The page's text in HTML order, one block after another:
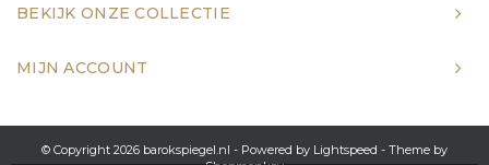
BEKIJK ONZE COLLECTIE
MIJN ACCOUNT
© Copyright 2026 barokspiegel.nl - Powered by Lightspeed - Theme by